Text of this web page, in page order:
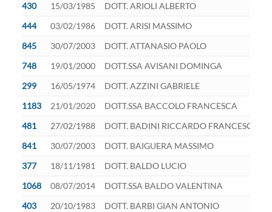
430
15/03/1985
DOTT. ARIOLI ALBERTO
444
03/02/1986
DOTT. ARISI MASSIMO
845
30/07/2003
DOTT. ATTANASIO PAOLO
748
19/01/2000
DOTT.SSA AVISANI DOMINGA
299
16/05/1974
DOTT. AZZINI GABRIELE
1183
21/01/2020
DOTT.SSA BACCOLO FRANCESCA
481
27/02/1988
DOTT. BADINI RICCARDO FRANCESCO
841
30/07/2003
DOTT. BAIGUERA MASSIMO
377
18/11/1981
DOTT. BALDO LUCIO
1068
08/07/2014
DOTT.SSA BALDO VALENTINA
403
20/10/1983
DOTT. BARBI GIAN ANTONIO